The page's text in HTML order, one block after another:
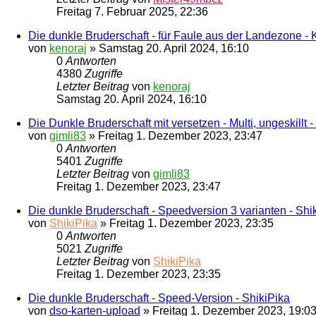
Freitag 7. Februar 2025, 22:36
Die dunkle Bruderschaft - für Faule aus der Landezone -
von kenoraj » Samstag 20. April 2024, 16:10
0Antworten
4380Zugriffe
Letzter Beitrag von kenoraj
Samstag 20. April 2024, 16:10
Die Dunkle Bruderschaft mit versetzen - Multi, ungeskillt
von gimli83 » Freitag 1. Dezember 2023, 23:47
0Antworten
5401Zugriffe
Letzter Beitrag von gimli83
Freitag 1. Dezember 2023, 23:47
Die dunkle Bruderschaft - Speedversion 3 varianten -
von ShikiPika » Freitag 1. Dezember 2023, 23:35
0Antworten
5021Zugriffe
Letzter Beitrag von ShikiPika
Freitag 1. Dezember 2023, 23:35
Die dunkle Bruderschaft - Speed-Version - ShikiPika
von dso-karten-upload » Freitag 1. Dezember 2023, 19:03